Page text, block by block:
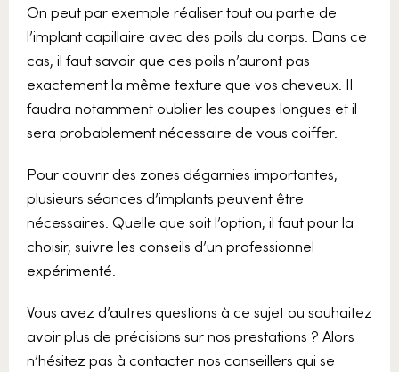
On peut par exemple réaliser tout ou partie de
l’implant capillaire avec des poils du corps. Dans ce
cas, il faut savoir que ces poils n’auront pas
exactement la même texture que vos cheveux. Il
faudra notamment oublier les coupes longues et il
sera probablement nécessaire de vous coiffer.
Pour couvrir des zones dégarnies importantes,
plusieurs séances d’implants peuvent être
nécessaires. Quelle que soit l’option, il faut pour la
choisir, suivre les conseils d’un professionnel
expérimenté.
Vous avez d’autres questions à ce sujet ou souhaitez
avoir plus de précisions sur nos prestations ? Alors
n’hésitez pas à contacter nos conseillers qui se